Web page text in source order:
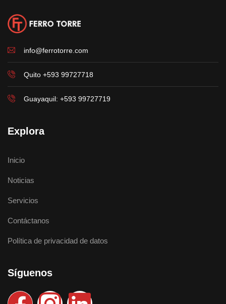
info@ferrotorre.com
Quito +593 99727718
Guayaquil: +593 99727719
Explora
Inicio
Noticias
Servicios
Contáctanos
Política de privacidad de datos
Síguenos